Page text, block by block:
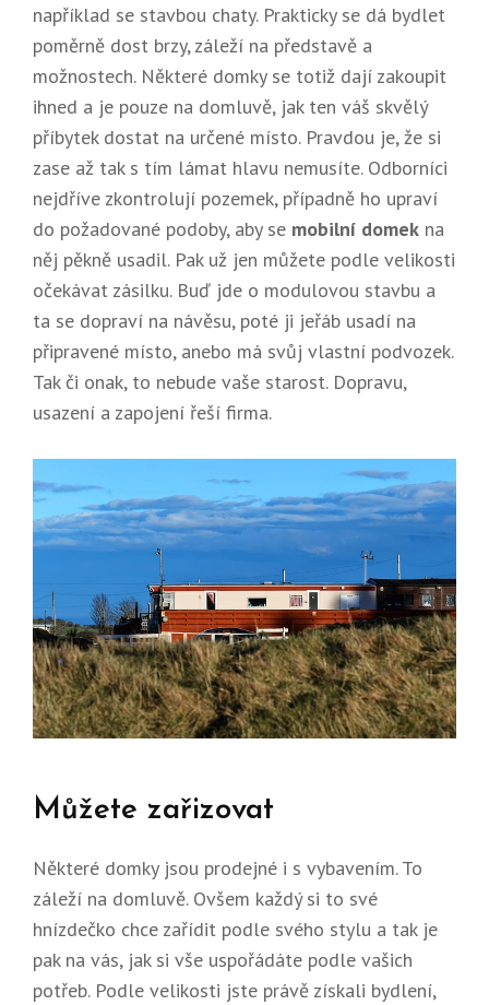
například se stavbou chaty. Prakticky se dá bydlet
poměrně dost brzy, záleží na představě a
možnostech. Některé domky se totiž dají zakoupit
ihned a je pouze na domluvě, jak ten váš skvělý
příbytek dostat na určené místo. Pravdou je, že si
zase až tak s tím lámat hlavu nemusíte. Odborníci
nejdříve zkontrolují pozemek, případně ho upraví
do požadované podoby, aby se mobilní domek na
něj pěkně usadil. Pak už jen můžete podle velikosti
očekávat zásilku. Buď jde o modulovou stavbu a
ta se dopraví na návěsu, poté ji jeřáb usadí na
připravené místo, anebo má svůj vlastní podvozek.
Tak či onak, to nebude vaše starost. Dopravu,
usazení a zapojení řeší firma.
Můžete zařizovat
Některé domky jsou prodejné i s vybavením. To
záleží na domluvě. Ovšem každý si to své
hnízdečko chce zařídit podle svého stylu a tak je
pak na vás, jak si vše uspořádáte podle vašich
potřeb. Podle velikosti jste právě získali bydlení,